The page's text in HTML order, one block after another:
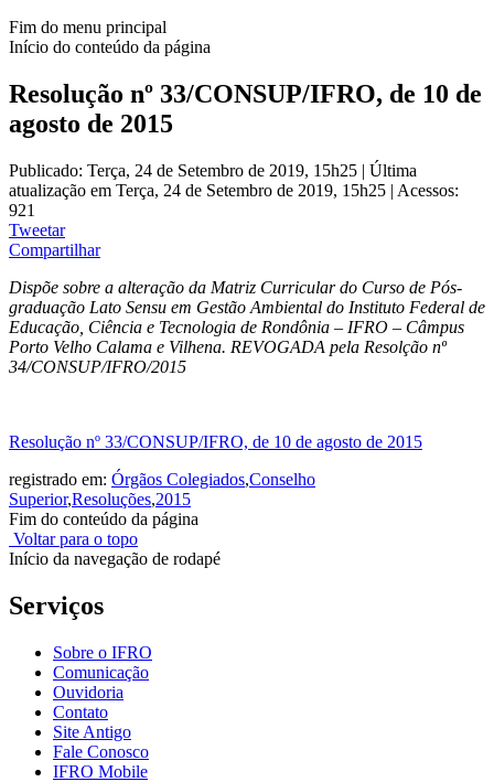
Fim do menu principal
Início do conteúdo da página
Resolução nº 33/CONSUP/IFRO, de 10 de
agosto de 2015
Publicado: Terça, 24 de Setembro de 2019, 15h25 | Última
atualização em Terça, 24 de Setembro de 2019, 15h25 | Acessos:
921
Tweetar
Compartilhar
Dispõe sobre a alteração da Matriz Curricular do Curso de Pós-
graduação Lato Sensu em Gestão Ambiental do Instituto Federal de
Educação, Ciência e Tecnologia de Rondônia – IFRO – Câmpus
Porto Velho Calama e Vilhena. REVOGADA pela Resolção nº
34/CONSUP/IFRO/2015
Resolução nº 33/CONSUP/IFRO, de 10 de agosto de 2015
registrado em: Órgãos Colegiados,Conselho
Superior,Resoluções,2015
Fim do conteúdo da página
Voltar para o topo
Início da navegação de rodapé
Serviços
Sobre o IFRO
Comunicação
Ouvidoria
Contato
Site Antigo
Fale Conosco
IFRO Mobile